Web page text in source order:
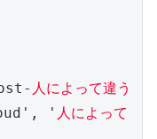
人によって違う
' 人によって